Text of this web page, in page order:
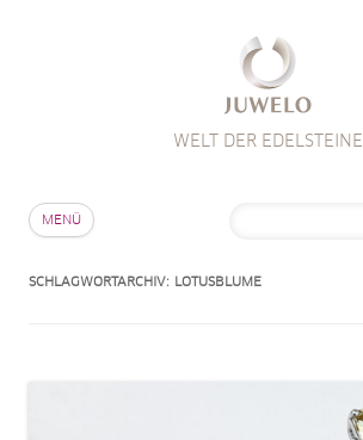
WELT DER EDELSTEINE
MENÜ
SCHLAGWORTARCHIV: LOTUSBLUME